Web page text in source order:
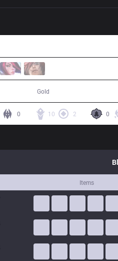
Gold
0
10 2
0
Items